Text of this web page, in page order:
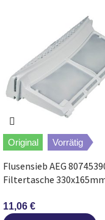
Bosch
Bosch
Bosch
Bosch
Original Vorrätig
Flusensieb AEG
Filtertasche
11,06 €